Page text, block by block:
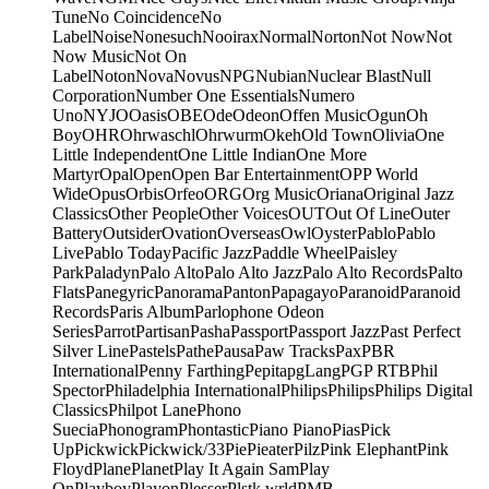
TuneNo CoincidenceNo
LabelNoiseNonesuchNooiraxNormalNortonNot NowNot
Now MusicNot On
LabelNotonNovaNovusNPGNubianNuclear BlastNull
CorporationNumber One EssentialsNumero
UnoNYJOOasisOBEOdeOdeonOffen MusicOgunOh
BoyOHROhrwaschlOhrwurmOkehOld TownOliviaOne
Little IndependentOne Little IndianOne More
MartyrOpalOpenOpen Bar EntertainmentOPP World
WideOpusOrbisOrfeoORGOrg MusicOrianaOriginal Jazz
ClassicsOther PeopleOther VoicesOUTOut Of LineOuter
BatteryOutsiderOvationOverseasOwlOysterPabloPablo
LivePablo TodayPacific JazzPaddle WheelPaisley
ParkPaladynPalo AltoPalo Alto JazzPalo Alto RecordsPalto
FlatsPanegyricPanoramaPantonPapagayoParanoidParanoid
RecordsParis AlbumParlophone Odeon
SeriesParrotPartisanPashaPassportPassport JazzPast Perfect
Silver LinePastelsPathePausaPaw TracksPaxPBR
InternationalPenny FarthingPepitapgLangPGP RTBPhil
SpectorPhiladelphia InternationalPhilipsPhilipsPhilips Digital
ClassicsPhilpot LanePhono
SueciaPhonogramPhontasticPiano PianoPiasPick
UpPickwickPickwick/33PiePieaterPilzPink ElephantPink
FloydPlanePlanetPlay It Again SamPlay